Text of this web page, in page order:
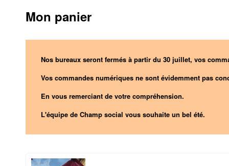
Mon panier
Nos bureaux seront fermés à partir du 30 juillet, vos
Vos commandes numériques ne sont évidemment pas
En vous remerciant de votre compréhension.
L'équipe de Champ social vous souhaite un bel été.